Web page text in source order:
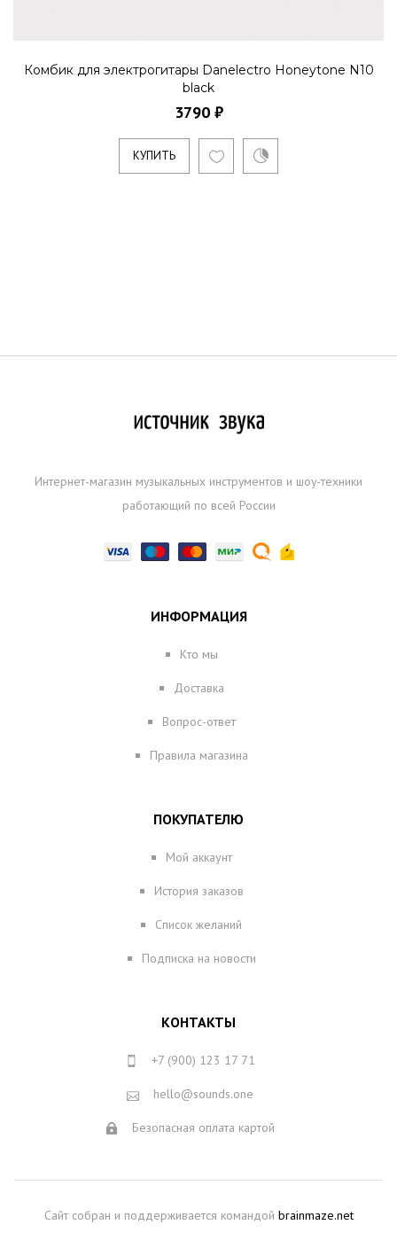
Комбик для электрогитары Danelectro Honeytone N10
black
3790 ₽
КУПИТЬ
Интернет-магазин музыкальных инструментов и шоу-техники
работающий по всей России
ИНФОРМАЦИЯ
Кто мы
Доставка
Вопрос-ответ
Правила магазина
ПОКУПАТЕЛЮ
Мой аккаунт
История заказов
Список желаний
Подписка на новости
КОНТАКТЫ
+7 (900) 123 17 71
hello@sounds.one
Безопасная оплата картой
Сайт собран и поддерживается командой brainmaze.net